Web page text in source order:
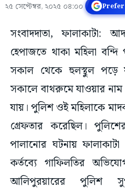
২৫ সেপ্টেম্বর, ২০২৫ ০৪:০০ Prefer
সংবাদদাতা, ফালাকাটা:
হেপাজতে থাকা মহিলা
সকাল থেকে হুলস্থুল পড়ে
সকালে বাথরুমে যাওয়ার
যায়। পুলিশ ওই মহিলাকে
গ্রেফতার করেছিল।
পালানোর ঘটনায় ফালাকাটা
কর্তব্যে গাফিলতির
আলিপুরয়ারের পুলিশ